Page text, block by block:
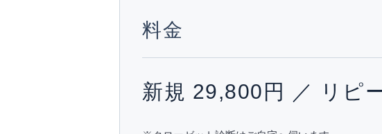
料金
新規 29,800円 ／ リピ